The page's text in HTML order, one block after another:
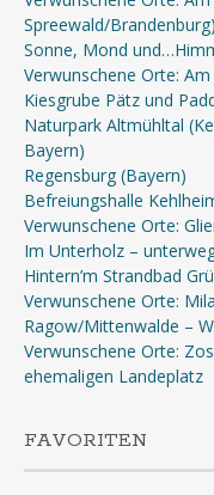
Spreewald/Brandenburg)
Sonne, Mond
Verwunschene Orte:
Kiesgrube Pätz und
Naturpark Altmühltal
Bayern)
Regensburg (Bayern)
Befreiungshalle
Verwunschene Orte:
Im Unterholz –
Hintern’m Strandbad
Verwunschene Orte:
Ragow/Mittenwalde –
Verwunschene Orte:
ehemaligen Landeplatz
FAVORITEN